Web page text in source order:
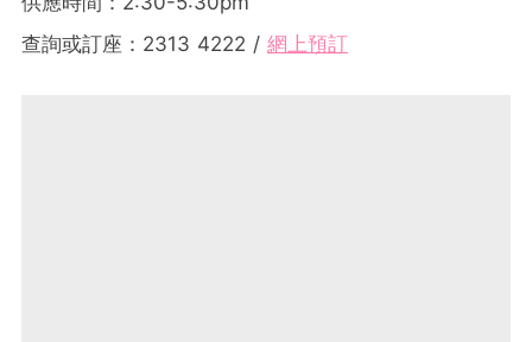
查詢或訂座：2313 4222 / 網上預訂